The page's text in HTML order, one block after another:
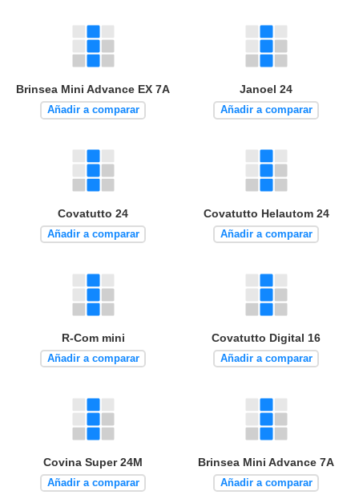
Brinsea Mini Advance EX 7A
Añadir a comparar
Janoel 24
Añadir a comparar
Covatutto 24
Añadir a comparar
Covatutto Helautom 24
Añadir a comparar
R-Com mini
Añadir a comparar
Covatutto Digital 16
Añadir a comparar
Covina Super 24M
Añadir a comparar
Brinsea Mini Advance 7A
Añadir a comparar